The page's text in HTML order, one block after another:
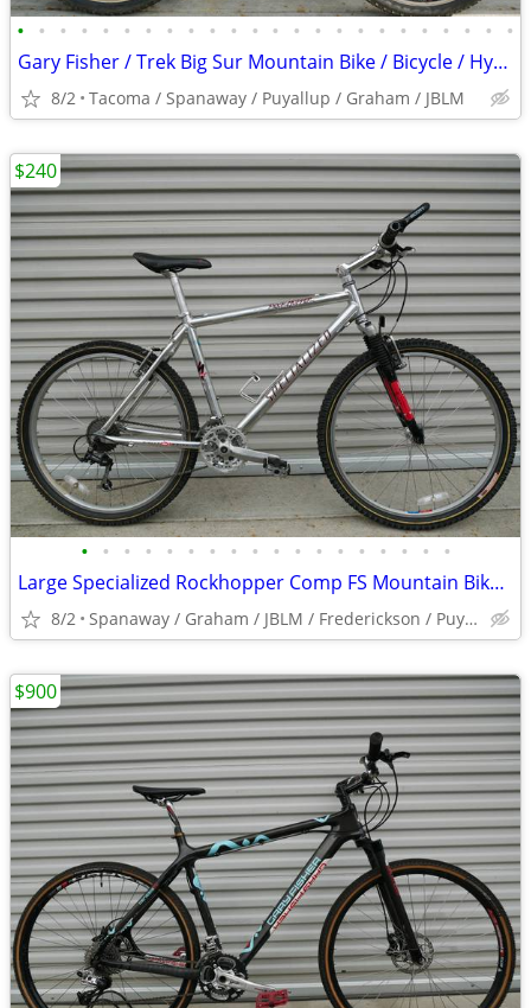
• • • • • • • • • • • • • • • • • • • • • • • •
Gary Fisher / Trek Big Sur Mountain Bike / Bicycle / Hybrid
8/2 Tacoma / Spanaway / Puyallup / Graham / JBLM
• • • • • • • • • • • • • • • • • •
Large Specialized Rockhopper Comp FS Mountain Bike - Bicycle - Hybrid
8/2 Spanaway / Graham / JBLM / Frederickson / Puyallup
$240
$900